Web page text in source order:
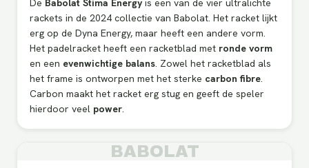
rackets in de 2024 collectie van Babolat. Het racket lijkt
erg op de Dyna Energy, maar heeft een andere vorm.
Het padelracket heeft een racketblad met ronde vorm
en een evenwichtige balans . Zowel het racketblad als
het frame is ontworpen met het sterke carbon fibre
Carbon maakt het racket erg stug en geeft de speler
hierdoor veel power
BABOLAT